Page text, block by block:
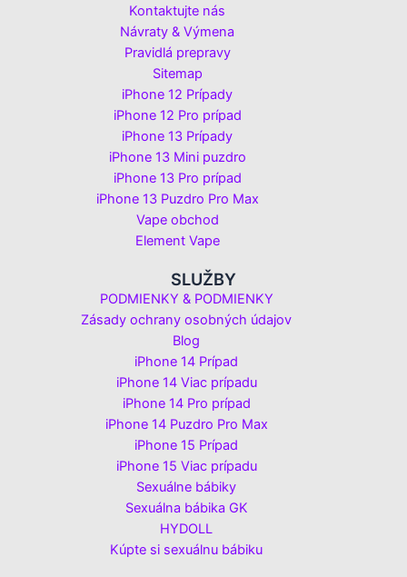
Kontaktujte nás
Návraty & Výmena
Pravidlá prepravy
Sitemap
iPhone 12 Prípady
iPhone 12 Pro prípad
iPhone 13 Prípady
iPhone 13 Mini puzdro
iPhone 13 Pro prípad
iPhone 13 Puzdro Pro Max
Vape obchod
Element Vape
SLUŽBY
PODMIENKY & PODMIENKY
Zásady ochrany osobných údajov
Blog
iPhone 14 Prípad
iPhone 14 Viac prípadu
iPhone 14 Pro prípad
iPhone 14 Puzdro Pro Max
iPhone 15 Prípad
iPhone 15 Viac prípadu
Sexuálne bábiky
Sexuálna bábika GK
HYDOLL
Kúpte si sexuálnu bábiku